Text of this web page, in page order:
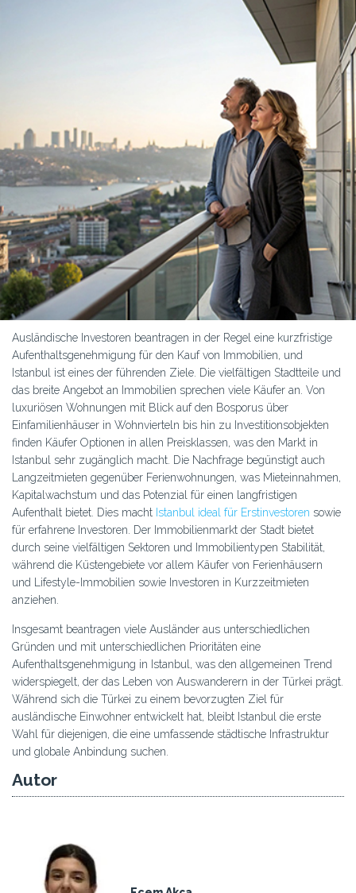
Ausländische Investoren beantragen in der Regel eine kurzfristige
Aufenthaltsgenehmigung für den Kauf von Immobilien, und
Istanbul ist eines der führenden Ziele. Die vielfältigen Stadtteile und
das breite Angebot an Immobilien sprechen viele Käufer an. Von
luxuriösen Wohnungen mit Blick auf den Bosporus über
Einfamilienhäuser in Wohnvierteln bis hin zu Investitionsobjekten
finden Käufer Optionen in allen Preisklassen, was den Markt in
Istanbul sehr zugänglich macht. Die Nachfrage begünstigt auch
Langzeitmieten gegenüber Ferienwohnungen, was Mieteinnahmen,
Kapitalwachstum und das Potenzial für einen langfristigen
Aufenthalt bietet. Dies macht Istanbul ideal für Erstinvestoren sowie
für erfahrene Investoren. Der Immobilienmarkt der Stadt bietet
durch seine vielfältigen Sektoren und Immobilientypen Stabilität,
während die Küstengebiete vor allem Käufer von Ferienhäusern
und Lifestyle-Immobilien sowie Investoren in Kurzzeitmieten
anziehen.
Insgesamt beantragen viele Ausländer aus unterschiedlichen
Gründen und mit unterschiedlichen Prioritäten eine
Aufenthaltsgenehmigung in Istanbul, was den allgemeinen Trend
widerspiegelt, der das Leben von Auswanderern in der Türkei prägt.
Während sich die Türkei zu einem bevorzugten Ziel für
ausländische Einwohner entwickelt hat, bleibt Istanbul die erste
Wahl für diejenigen, die eine umfassende städtische Infrastruktur
und globale Anbindung suchen.
Autor